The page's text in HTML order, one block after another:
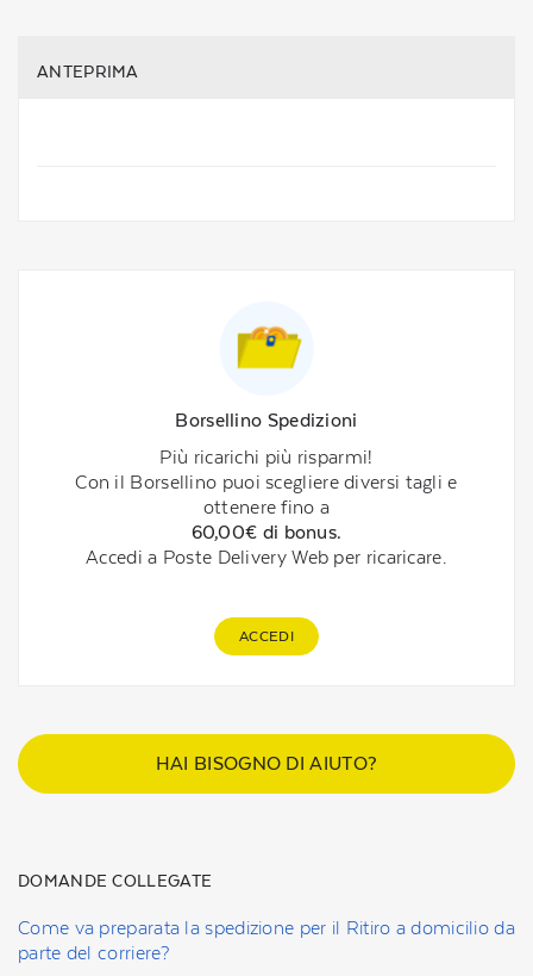
ANTEPRIMA
Borsellino Spedizioni
Più ricarichi più risparmi!
Con il Borsellino puoi scegliere diversi tagli e
ottenere fino a
60,00€ di bonus.
Accedi a Poste Delivery Web per ricaricare.
ACCEDI
HAI BISOGNO DI AIUTO?
DOMANDE COLLEGATE
Come va preparata la spedizione per il Ritiro a domicilio da
parte del corriere?